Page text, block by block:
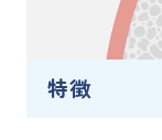
特徴